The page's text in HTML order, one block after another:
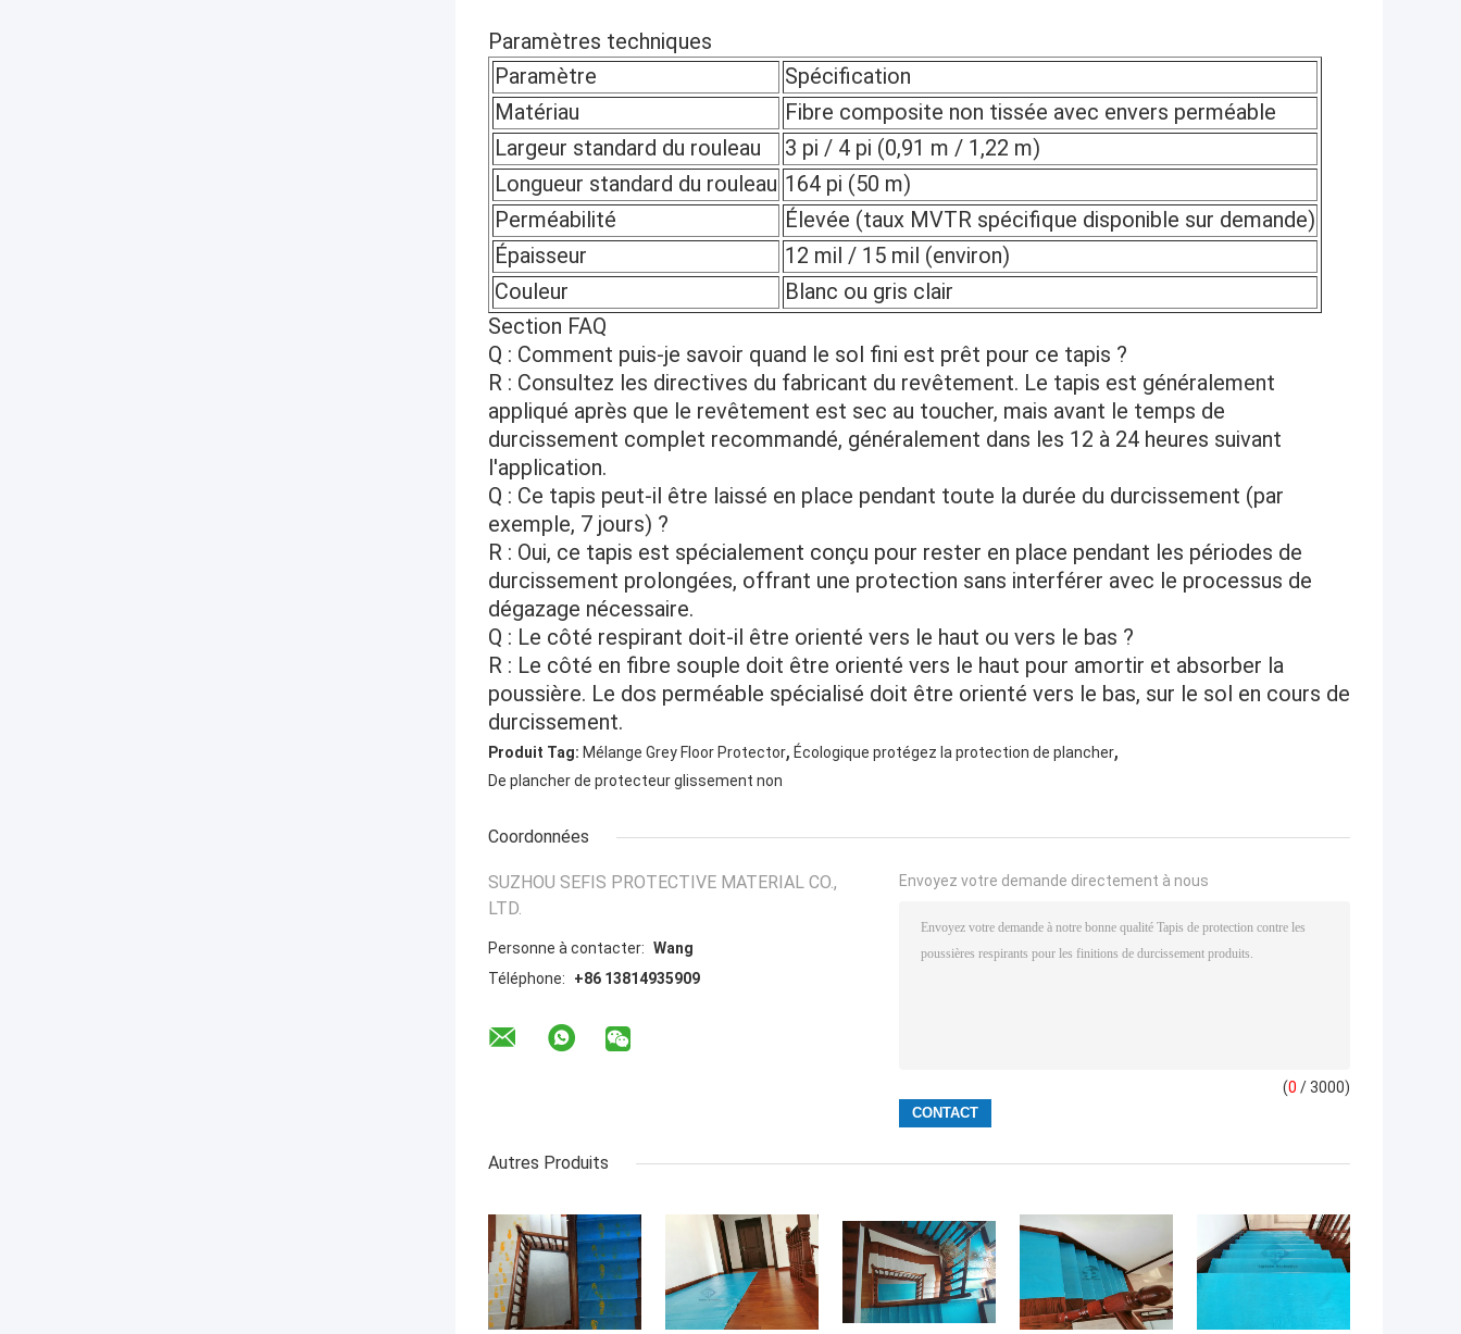
Paramètres techniques
Paramètre
Spécification
Matériau
Fibre composite non tissée avec envers perméable
Largeur standard du rouleau
3 pi / 4 pi (0,91 m / 1,22 m)
Longueur standard du rouleau 164 pi (50 m)
Perméabilité
Élevée (taux MVTR spécifique disponible sur demande)
Épaisseur
12 mil / 15 mil (environ)
Couleur
Blanc ou gris clair
Section FAQ
Q : Comment puis-je savoir quand le sol fini est prêt pour ce tapis ?
R : Consultez les directives du fabricant du revêtement. Le tapis est généralement
appliqué après que le revêtement est sec au toucher, mais avant le temps de
durcissement complet recommandé, généralement dans les 12 à 24 heures suivant
l'application.
Q : Ce tapis peut-il être laissé en place pendant toute la durée du durcissement (par
exemple, 7 jours) ?
R : Oui, ce tapis est spécialement conçu pour rester en place pendant les périodes de
durcissement prolongées, offrant une protection sans interférer avec le processus de
dégazage nécessaire.
Q : Le côté respirant doit-il être orienté vers le haut ou vers le bas ?
R : Le côté en fibre souple doit être orienté vers le haut pour amortir et absorber la
poussière. Le dos perméable spécialisé doit être orienté vers le bas, sur le sol en cours de
durcissement.
Produit Tag: Mélange Grey Floor Protector, Écologique protégez la protection de plancher,
De plancher de protecteur glissement non
Coordonnées
SUZHOU SEFIS PROTECTIVE MATERIAL CO.,
LTD.
Personne à contacter: Wang
Téléphone:
+86 13814935909
Envoyez votre demande directement à nous
(0 / 3000)
Autres Produits